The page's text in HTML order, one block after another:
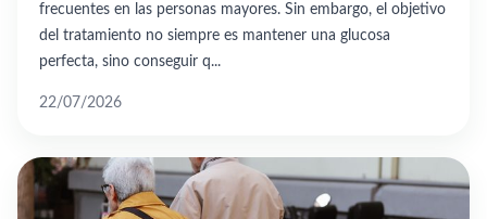
frecuentes en las personas mayores. Sin embargo, el objetivo
del tratamiento no siempre es mantener una glucosa
perfecta, sino conseguir q...
22/07/2026